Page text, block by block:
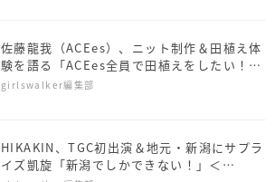
佐藤⿓我（ACEes）、ニット制作＆田植え体
験を語る「ACEes全員で田植えをしたい！」
＜NAMICS presents TGC 新潟 2026＞
girlswalker編集部
HIKAKIN、TGC初出演＆地元・新潟にサプラ
イズ凱旋「新潟でしかできない！」＜